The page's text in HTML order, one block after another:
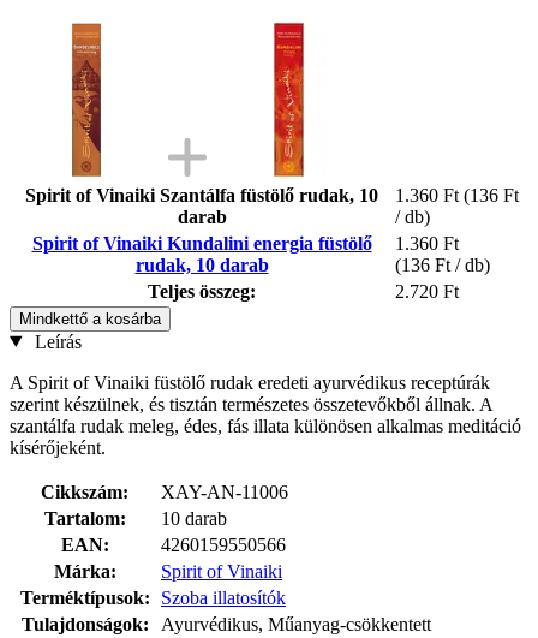
Spirit of Vinaiki Szantálfa füstölő rudak, 10
darab
1.360 Ft (136 Ft
/ db)
Spirit of Vinaiki Kundalini energia füstölő
rudak, 10 darab
1.360 Ft
(136 Ft / db)
Teljes összeg:
2.720 Ft
Mindkettő a kosárba
Leírás
A Spirit of Vinaiki füstölő rudak eredeti ayurvédikus receptúrák
szerint készülnek, és tisztán természetes összetevőkből állnak. A
szantálfa rudak meleg, édes, fás illata különösen alkalmas meditáció
kísérőjeként.
Cikkszám:
XAY-AN-11006
Tartalom:
10 darab
EAN:
4260159550566
Márka:
Spirit of Vinaiki
Terméktípusok:
Szoba illatosítók
Tulajdonságok:
Ayurvédikus, Műanyag-csökkentett